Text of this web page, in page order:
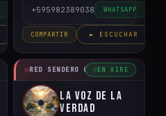
+595982389038 WHATSAPP
COMPARTIR ► ESCUCHAR
RED SENDERO CRISTIANO
EN AIRE
La Voz de la
Verdad